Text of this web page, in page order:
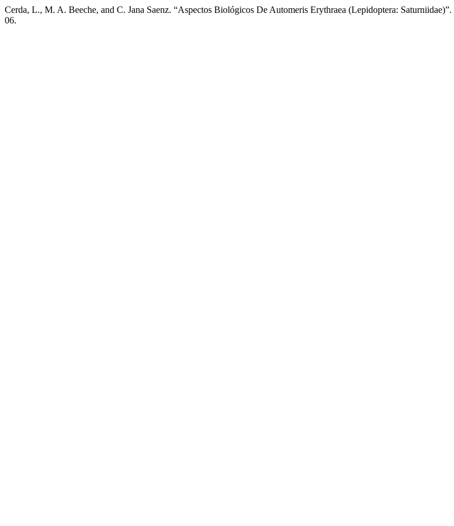
Cerda, L., M. A. Beeche, and C. Jana Saenz. “Aspectos Biológicos De Automeris Erythraea (Lepidoptera: Saturniidae)”.
06.